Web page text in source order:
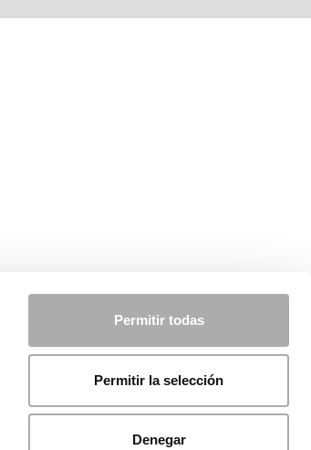
Permitir todas
Permitir la selección
Denegar